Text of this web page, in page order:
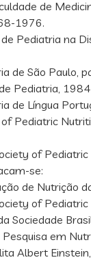
de
1976.
Pediatria na
de São Paulo,
Pediatria,
de Língua
Pediatric
of
se:
de Nutrição
of Pediatric
Sociedade
em
Albert